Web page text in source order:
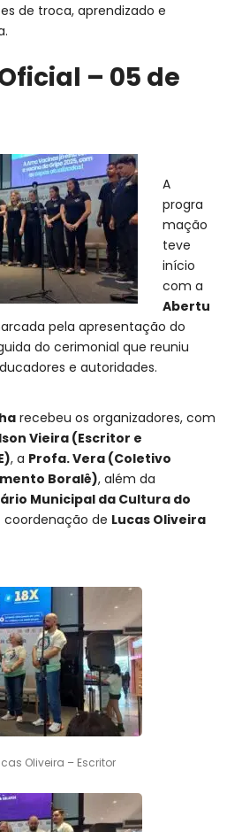
de troca, aprendizado e
– 05 de
A
progra
mação
teve
início
com a
Abertu
pela apresentação do
do cerimonial que reuniu
e autoridades.
recebeu os organizadores, com
Vieira (Escritor e
, a Profa. Vera (Coletivo
Boralê), além da
Municipal da Cultura do
coordenação de Lucas Oliveira
Oliveira – Escritor